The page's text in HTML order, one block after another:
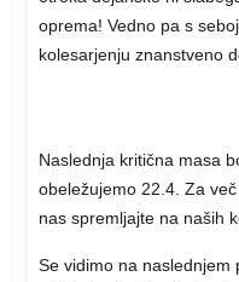
oprema! Vedno pa s
kolesarjenju znanstveno
Naslednja kritična masa
obeležujemo 22.4. Za
nas spremljajte na naših
Se vidimo na naslednjem